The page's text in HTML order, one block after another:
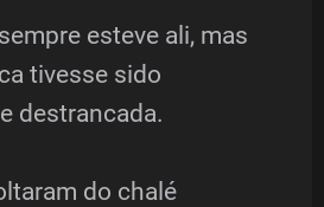
esteve ali, mas
tivesse sido
destrancada.
do chalé